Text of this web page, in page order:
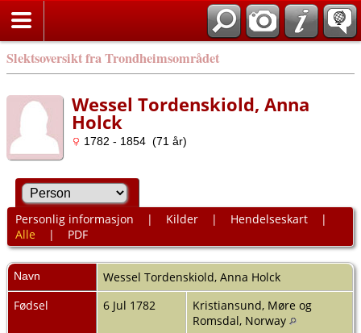
Slektsoversikt fra Trondheimsområdet
Wessel Tordenskiold, Anna
Holck
1782 - 1854 (71 år)
Personlig informasjon | Kilder| Hendelseskart|
Alle | PDF
Navn Wessel Tordenskiold, Anna Holck
Fødsel
6 Jul 1782
Kristiansund, Møre og
Romsdal, Norway